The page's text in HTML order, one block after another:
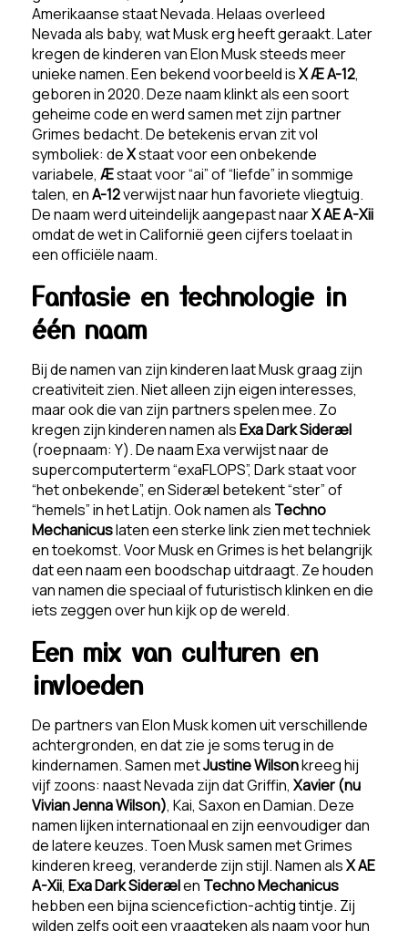
Amerikaanse staat Nevada. Helaas overleed
Nevada als baby, wat Musk erg heeft geraakt. Later
kregen de kinderen van Elon Musk steeds meer
unieke namen. Een bekend voorbeeld isX Æ A-12,
geboren in 2020. Deze naam klinkt als een soort
geheime code en werd samen met zijn partner
Grimes bedacht. De betekenis ervan zit vol
symboliek: deXstaat voor een onbekende
variabele, Æstaat voor “ai” of “liefde” in sommige
talen, enA-12verwijst naar hun favoriete vliegtuig.
De naam werd uiteindelijk aangepast naarX AE A-Xii
omdat de wet in Californië geen cijfers toelaat in
een officiële naam.
Fantasie en technologie in
één naam
Bij de namen van zijn kinderen laat Musk graag zijn
creativiteit zien. Niet alleen zijn eigen interesses,
maar ook die van zijn partners spelen mee. Zo
kregen zijn kinderen namen alsExa Dark Sideræl
(roepnaam: Y). De naam Exa verwijst naar de
supercomputerterm “exaFLOPS”, Dark staat voor
“het onbekende”, en Sideræl betekent “ster” of
“hemels” in het Latijn. Ook namen als Techno
Mechanicuslaten een sterke link zien met techniek
en toekomst. Voor Musk en Grimes is het belangrijk
dat een naam een boodschap uitdraagt. Ze houden
van namen die speciaal of futuristisch klinken en die
iets zeggen over hun kijk op de wereld.
Een mix van culturen en
invloeden
De partners van Elon Musk komen uit verschillende
achtergronden, en dat zie je soms terug in de
kindernamen. Samen metJustine Wilsonkreeg hij
vijf zoons: naast Nevada zijn dat Griffin, Xavier (nu
Vivian Jenna Wilson), Kai, Saxon en Damian. Deze
namen lijken internationaal en zijn eenvoudiger dan
de latere keuzes. Toen Musk samen met Grimes
kinderen kreeg, veranderde zijn stijl. Namen alsX AE
A-Xii, Exa Dark Siderælen Techno Mechanicus
hebben een bijna sciencefiction-achtig tintje. Zij
wilden zelfs ooit een vraagteken als naam voor hun